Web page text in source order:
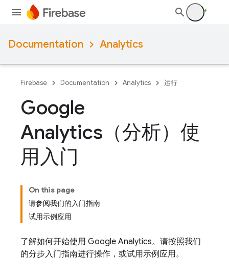
Documentation Analytics
Firebase Documentation Analytics 运行
Google
Analytics（分析）使
用入门
On this page
请参阅我们的入门指南
试用示例应用
了解如何开始使用 Google Analytics。请按照我们
的分步入门指南进行操作，或试用示例应用。